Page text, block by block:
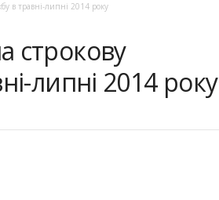
в травні-липні 2014 року
строкову
липні 2014 року